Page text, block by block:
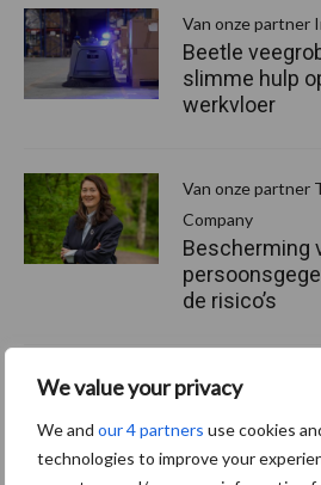
We value your privacy
We and our 4 partners use cookies
technologies to improve your
Van onze partner
Beetle
slimme hulp
werkvloer
Van onze partner
Company
Bescherming
de risico’s
Hervorming
mitsen en